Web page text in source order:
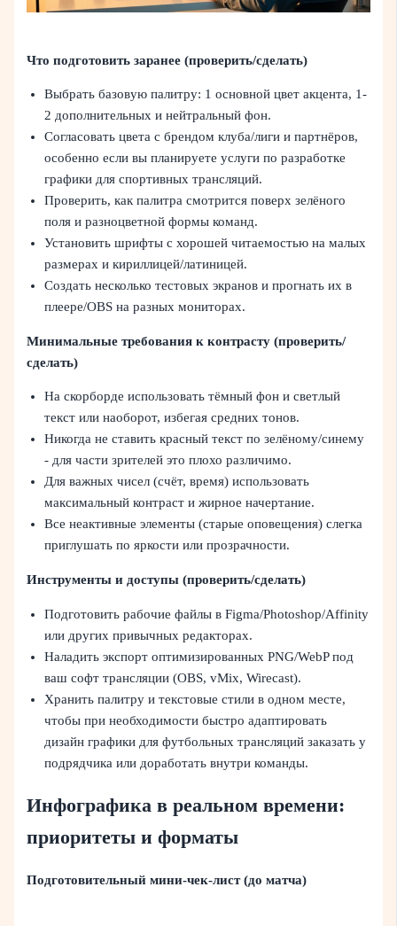
Что подготовить заранее (проверить/сделать)
Выбрать базовую палитру: 1 основной цвет акцента, 1-
2 дополнительных и нейтральный фон.
Согласовать цвета с брендом клуба/лиги и партнёров,
особенно если вы планируете услуги по разработке
графики для спортивных трансляций.
Проверить, как палитра смотрится поверх зелёного
поля и разноцветной формы команд.
Установить шрифты с хорошей читаемостью на малых
размерах и кириллицей/латиницей.
Создать несколько тестовых экранов и прогнать их в
плеере/OBS на разных мониторах.
Минимальные требования к контрасту (проверить/
сделать)
На скорборде использовать тёмный фон и светлый
текст или наоборот, избегая средних тонов.
Никогда не ставить красный текст по зелёному/синему
- для части зрителей это плохо различимо.
Для важных чисел (счёт, время) использовать
максимальный контраст и жирное начертание.
Все неактивные элементы (старые оповещения) слегка
приглушать по яркости или прозрачности.
Инструменты и доступы (проверить/сделать)
Подготовить рабочие файлы в Figma/Photoshop/Affinity
или других привычных редакторах.
Наладить экспорт оптимизированных PNG/WebP под
ваш софт трансляции (OBS, vMix, Wirecast).
Хранить палитру и текстовые стили в одном месте,
чтобы при необходимости быстро адаптировать
дизайн графики для футбольных трансляций заказать у
подрядчика или доработать внутри команды.
Инфографика в реальном времени:
приоритеты и форматы
Подготовительный мини‑чек‑лист (до матча)